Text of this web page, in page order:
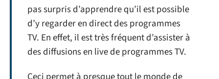
pas surpris d’apprendre qu’il est possible
d’y regarder en direct des programmes
TV. En effet, il est très fréquent d’assister à
des diffusions en live de programmes TV.